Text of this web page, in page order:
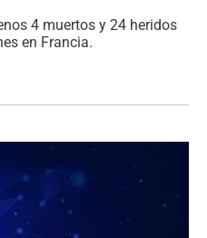
4 muertos y 24 heridos
en Francia.